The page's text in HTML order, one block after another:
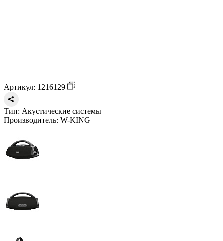
Артикул: 1216129
Тип: Акустические системы
Производитель: W-KING